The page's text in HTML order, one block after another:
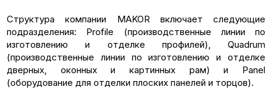
Структура компании MAKOR включает следующие
подразделения: Profile (производственные линии по
изготовлению и отделке профилей), Quadrum
(производственные линии по изготовлению и отделке
дверных, оконных и картинных рам) и Panel
(оборудование для отделки плоских панелей и торцов).